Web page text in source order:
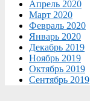
Апрель 2020
Март 2020
Февраль 2020
Январь 2020
Декабрь 2019
Ноябрь 2019
Октябрь 2019
Сентябрь 2019